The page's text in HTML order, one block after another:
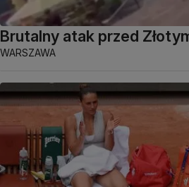
Brutalny atak przed
WARSZAWA